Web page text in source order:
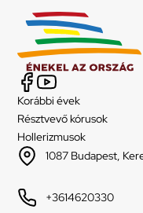
Korábbi évek
Résztvevő kórusok
Hollerizmusok
1087 Budapest,
+3614620330